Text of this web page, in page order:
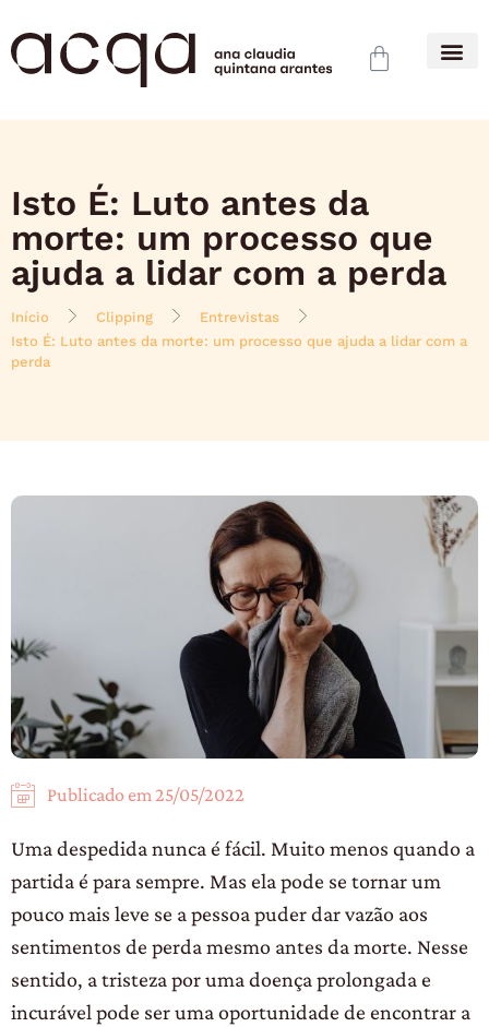
Isto É: Luto antes da
morte: um processo que
ajuda a lidar com a perda
Início Clipping
Entrevistas
Isto É: Luto antes da morte: um processo que ajuda a lidar com a
perda
Publicado em 25/05/2022
Uma despedida nunca é fácil. Muito menos quando a
partida é para sempre. Mas ela pode se tornar um
pouco mais leve se a pessoa puder dar vazão aos
sentimentos de perda mesmo antes da morte. Nesse
sentido, a tristeza por uma doença prolongada e
incurável pode ser uma oportunidade de encontrar a